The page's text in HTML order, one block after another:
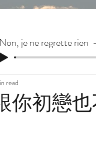
你初戀
read
Non, je ne regrette rien